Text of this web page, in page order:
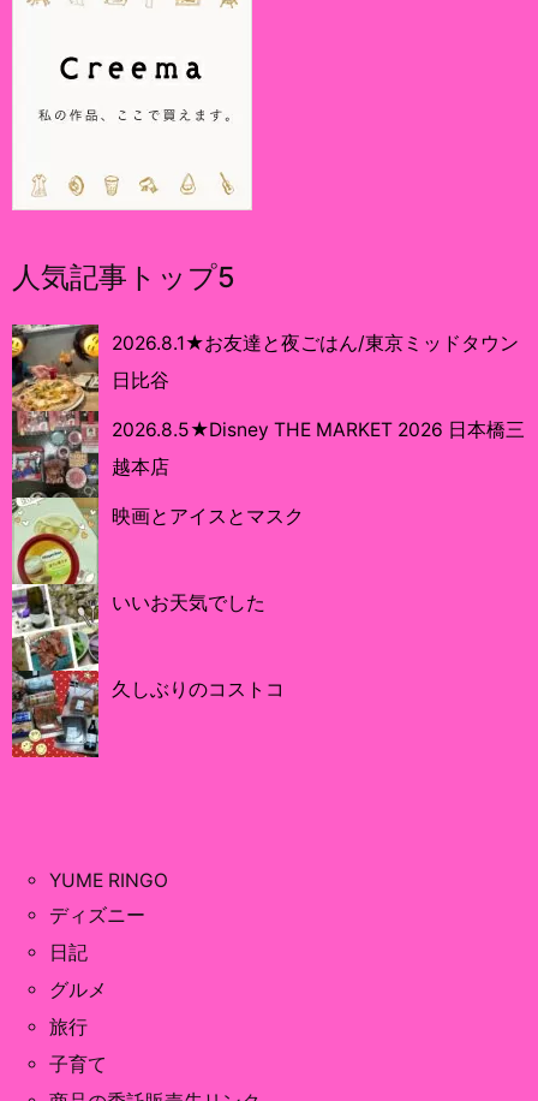
人気記事トップ5
2026.8.1★お友達と夜ごはん/東京ミッドタウン
日比谷
2026.8.5★Disney THE MARKET 2026 日本橋三
越本店
映画とアイスとマスク
いいお天気でした
久しぶりのコストコ
YUME RINGO
ディズニー
日記
グルメ
旅行
子育て